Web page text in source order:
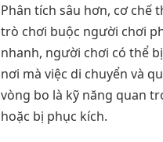
Phân tích sâu hơn, cơ chế
trò chơi buộc người chơi
nhanh, người chơi có thể
nơi mà việc di chuyển và
vòng bo là kỹ năng quan
hoặc bị phục kích.